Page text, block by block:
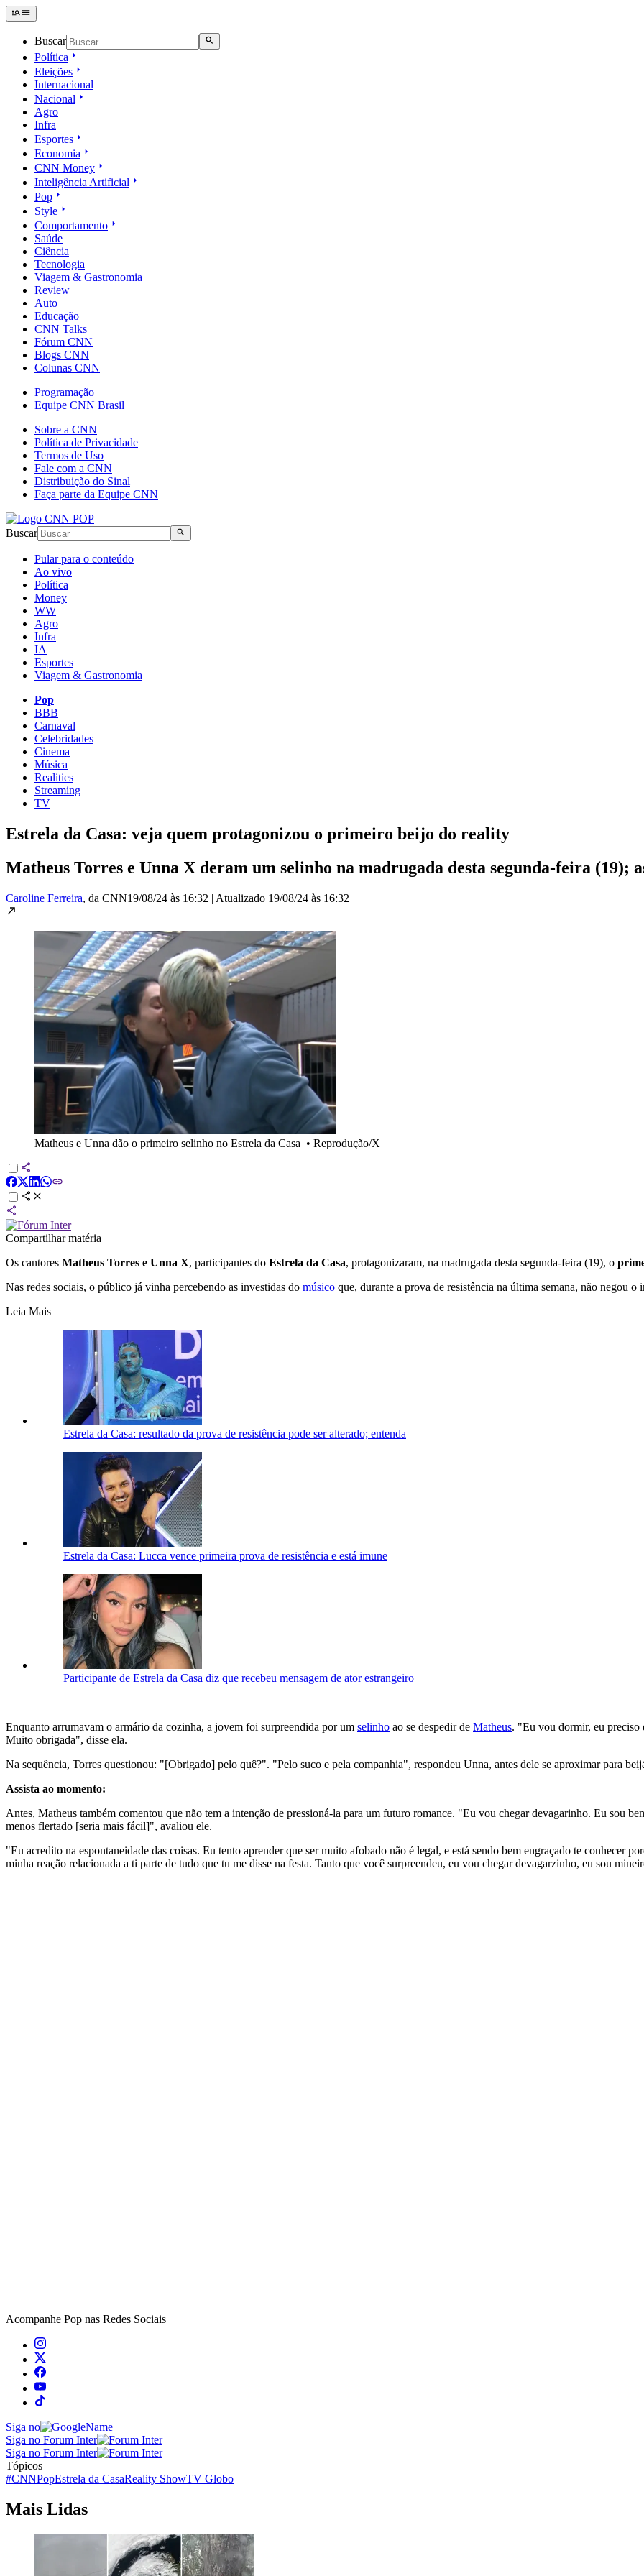
Buscar
Política
Eleições
Internacional
Nacional
Agro
Infra
Esportes
Economia
CNN Money
Inteligência Artificial
Pop
Style
Comportamento
Saúde
Ciência
Tecnologia
Viagem & Gastronomia
Review
Auto
Educação
CNN Talks
Fórum CNN
Blogs CNN
Colunas CNN
Programação
Equipe CNN Brasil
Sobre a CNN
Política de Privacidade
Termos de Uso
Fale com a CNN
Distribuição do Sinal
Faça parte da Equipe CNN
Buscar
Pular para o conteúdo
Ao vivo
Política
Money
WW
Agro
Infra
IA
Esportes
Viagem & Gastronomia
Pop
BBB
Carnaval
Celebridades
Cinema
Música
Realities
Streaming
TV
Estrela da Casa: veja quem protagonizou o primeiro beijo do reality
Matheus Torres e Unna X deram um selinho na madrugada desta segunda-feira (19);
Caroline Ferreira, da CNN19/08/24 às 16:32 | Atualizado 19/08/24 às 16:32
Matheus e Unna dão o primeiro selinho no Estrela da Casa • Reprodução/X
Compartilhar matéria
Os cantores Matheus Torres e Unna X, participantes do Estrela da Casa, protagonizaram, na madrugada desta segunda-feira (19), o
Nas redes sociais, o público já vinha percebendo as investidas do músico que, durante a prova de resistência na última semana, não negou o
Leia Mais
Estrela da Casa: resultado da prova de resistência pode ser alterado; entenda
Estrela da Casa: Lucca vence primeira prova de resistência e está imune
Participante de Estrela da Casa diz que recebeu mensagem de ator estrangeiro
Enquanto arrumavam o armário da cozinha, a jovem foi surpreendida por um selinho ao se despedir de Matheus. "Eu vou dormir, eu preciso
Muito obrigada", disse ela.
Na sequência, Torres questionou: "[Obrigado] pelo quê?". "Pelo suco e pela companhia", respondeu Unna, antes dele se aproximar para
Assista ao momento:
Antes, Matheus também comentou que não tem a intenção de pressioná-la para um futuro romance. "Eu vou chegar devagarinho. Eu sou
menos flertado [seria mais fácil]", avaliou ele.
"Eu acredito na espontaneidade das coisas. Eu tento aprender que ser muito afobado não é legal, e está sendo bem engraçado te conhecer
minha reação relacionada a ti parte de tudo que tu me disse na festa. Tanto que você surpreendeu, eu vou chegar devagarzinho, eu sou
Acompanhe Pop nas Redes Sociais
Siga no
Siga no Forum Inter
Siga no Forum Inter
Tópicos
#CNNPopEstrela da CasaReality ShowTV Globo
Mais Lidas